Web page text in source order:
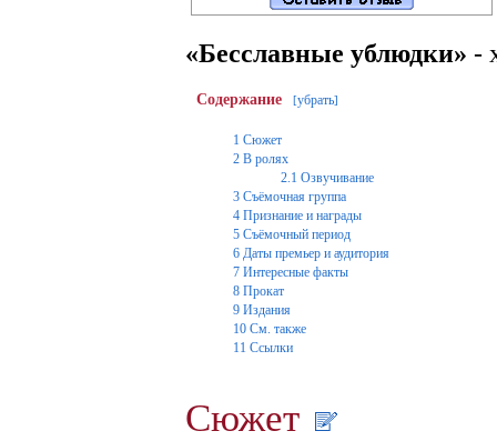
«Бесславные ублюдки» -
Содержание [убрать]
1 Сюжет
2 В ролях
2.1 Озвучивание
3 Съёмочная группа
4 Признание и награды
5 Съёмочный период
6 Даты премьер и аудитория
7 Интересные факты
8 Прокат
9 Издания
10 См. также
11 Ссылки
Сюжет